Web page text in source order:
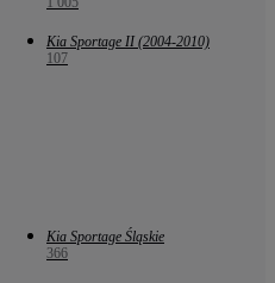
Kia Sportage II (2004-2010)
107
Kia Sportage Śląskie
366